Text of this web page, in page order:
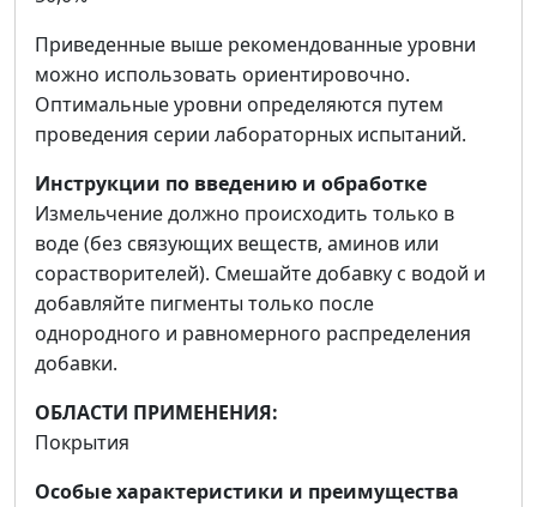
Приведенные выше рекомендованные уровни
можно использовать ориентировочно.
Оптимальные уровни определяются путем
проведения серии лабораторных испытаний.
Инструкции по введению и обработке
Измельчение должно происходить только в
воде (без связующих веществ, аминов или
сорастворителей). Смешайте добавку с водой и
добавляйте пигменты только после
однородного и равномерного распределения
добавки.
ОБЛАСТИ ПРИМЕНЕНИЯ:
Покрытия
Особые характеристики и преимущества